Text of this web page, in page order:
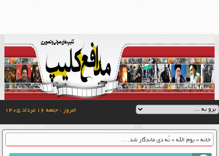
امروز : جمعه ۱۶ مرداد ۱۴۰۵
خانه» یوم الله» نُه دی ماندگار شد….